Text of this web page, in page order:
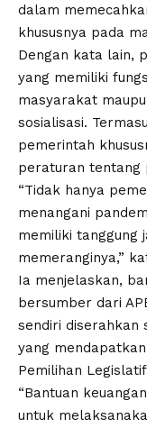
dalam
khususnya pada
Dengan kata lain,
yang memiliki
masyarakat
sosialisasi.
pemerintah
peraturan tentang
“Tidak hanya
menangani
memiliki tanggung
memeranginya,”
Ia menjelaskan,
bersumber dari
sendiri
yang
Pemilihan
“Bantuan
untuk